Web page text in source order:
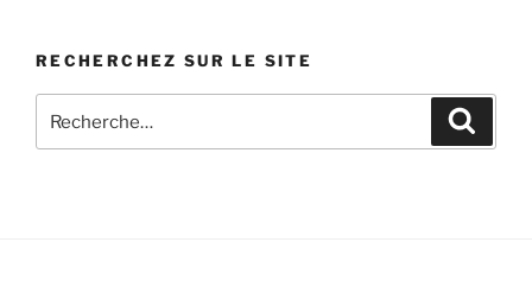
RECHERCHEZ SUR LE SITE
pour